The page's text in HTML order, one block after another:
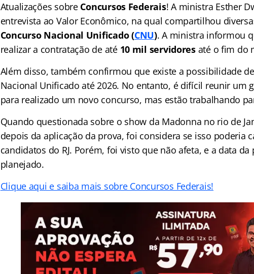
Atualizações sobreConcursos Federais! A ministra Esther
entrevista ao Valor Econômico, na qual compartilhou
Concurso Nacional Unificado(CNU). A ministra informou
realizar a contratação de até 10 mil servidoresaté o fim do
Além disso, também confirmou que existe a possibilidade
Nacional Unificado até 2026. No entanto, é difícil reunir um
para realizado um novo concurso, mas estão trabalhando
Quando questionada sobre o show da Madonna no rio de
depois da aplicação da prova, foi considera se isso poderia
candidatos do RJ. Porém, foi visto que não afeta, e a data
planejado.
Clique aqui e saiba mais sobre Concursos Federais!